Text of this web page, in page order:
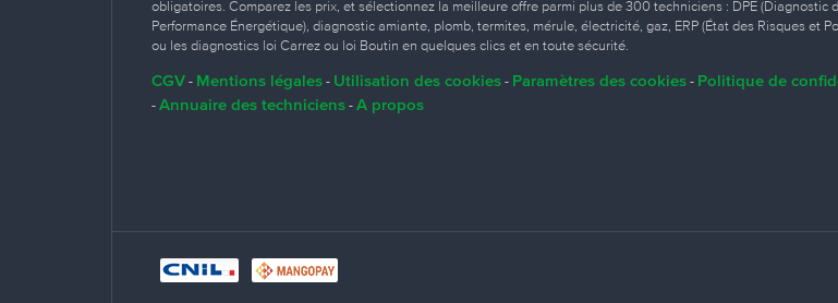
obligatoires. Comparez les prix, et sélectionnez la meilleure offre parmi plus de 300 techniciens : DPE (Diagnostic
Performance Énergétique), diagnostic amiante, plomb, termites, mérule, électricité, gaz, ERP (État des Risques et
ou les diagnostics loi Carrez ou loi Boutin en quelques clics et en toute sécurité.
CGV - Mentions légales - Utilisation des cookies - Paramètres des cookies - Politique de
- Annuaire des techniciens - A propos